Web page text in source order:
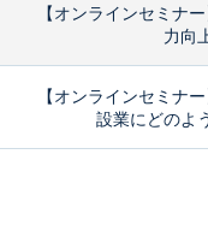
【オンラインセミナ
力向
【オンラインセミナ
設業にどのよ